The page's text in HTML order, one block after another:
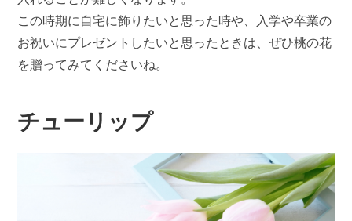
この時期に自宅に飾りたいと思った時や、入学や卒業の
お祝いにプレゼントしたいと思ったときは、ぜひ桃の花
を贈ってみてくださいね。
チューリップ